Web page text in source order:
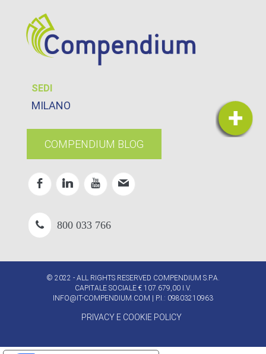
SEDI
MILANO
COMPENDIUM BLOG
800 033 766
© 2022 - ALL RIGHTS RESERVED COMPENDIUM S.P.A.
CAPITALE SOCIALE € 107.679,00 I.V.
INFO@IT-COMPENDIUM.COM | P.I.: 09803210963
PRIVACY E COOKIE POLICY